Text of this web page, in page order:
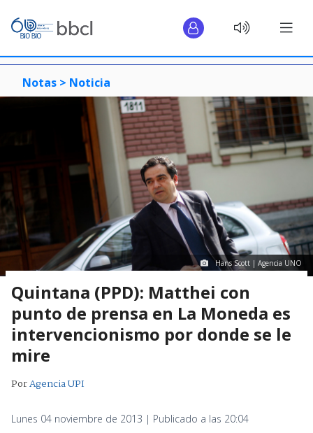
Notas > Noticia
Hans Scott | Agencia UNO
Quintana (PPD): Matthei con
punto de prensa en La Moneda es
intervencionismo por donde se le
mire
PorAgencia UPI
Lunes 04 noviembre de 2013 | Publicado a las 20:04